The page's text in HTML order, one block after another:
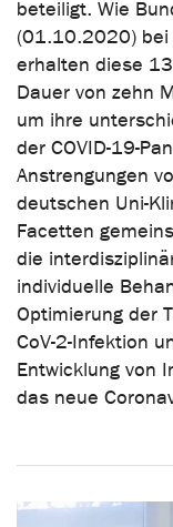
beteiligt. Wie
(01.10.2020) bei
erhalten diese
Dauer von zehn
um ihre
der COVID-19-
Anstrengungen
deutschen Uni-
Facetten
die
individuelle
Optimierung der
CoV-2-Infektion
Entwicklung von
das neue